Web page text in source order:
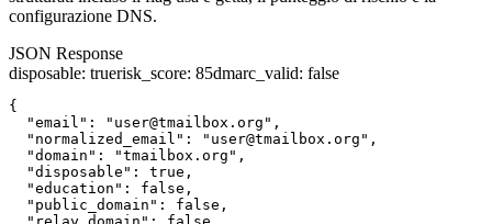
configurazione DNS.
JSON Response
disposable: truerisk_score: 85dmarc_valid: false
{
  "email": "user@tmailbox.org",
  "normalized_email": "user@tmailbox.org",
  "domain": "tmailbox.org",
  "disposable": true,
  "education": false,
  "public_domain": false,